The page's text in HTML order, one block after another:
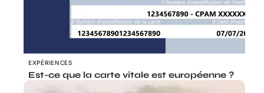
EXPÉRIENCES
Est-ce que la carte vitale est européenne ?